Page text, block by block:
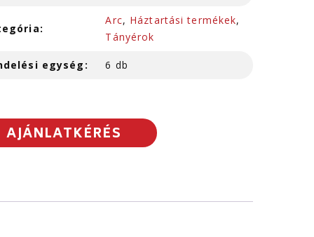
Arc, Háztartási termékek,
Tányérok
egység: 6 db
AJÁNLATKÉRÉS